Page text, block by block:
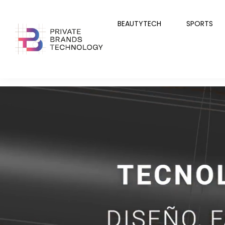
BEAUTYTECH SPORTS